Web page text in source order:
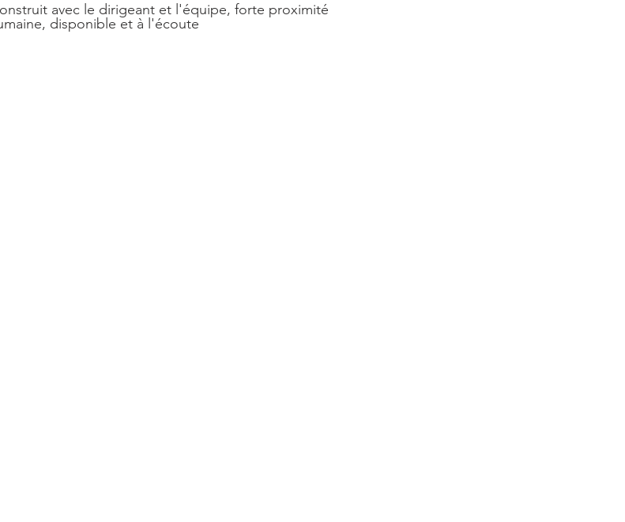
avec le dirigeant et l'équipe, forte proximité
disponible et à l'écoute